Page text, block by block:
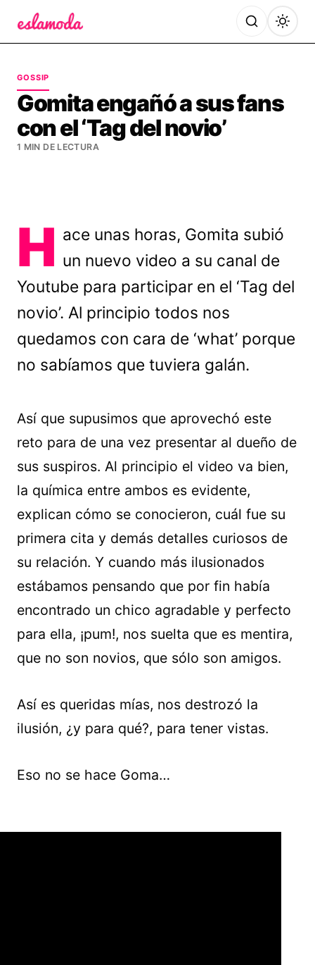
GOSSIP
Gomita engañó a sus fans
con el ‘Tag del novio’
1 MIN DE LECTURA
H ace unas horas, Gomita subió
un nuevo video a su canal de
Youtube para participar en el ‘Tag del
novio’. Al principio todos nos
quedamos con cara de ‘what’ porque
no sabíamos que tuviera galán.
Así que supusimos que aprovechó este
reto para de una vez presentar al dueño de
sus suspiros. Al principio el video va bien,
la química entre ambos es evidente,
explican cómo se conocieron, cuál fue su
primera cita y demás detalles curiosos de
su relación. Y cuando más ilusionados
estábamos pensando que por fin había
encontrado un chico agradable y perfecto
para ella, ¡pum!, nos suelta que es mentira,
que no son novios, que sólo son amigos.
Así es queridas mías, nos destrozó la
ilusión, ¿y para qué?, para tener vistas.
Eso no se hace Goma…